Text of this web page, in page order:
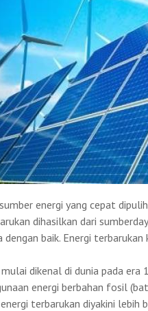
energi yang cepat
dihasilkan dari
baik. Energi
dikenal di dunia pada
energi berbahan fosil
terbarukan diyakini lebih